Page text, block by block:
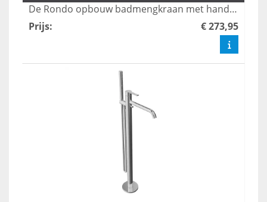
De Rondo opbouw badmengkraan met handdouche in gun metal biedt luxe en functionaliteit met drie standen voor optimale waterstralen. Deze stijlvolle kraan combineert modern design met gebruiksgemak, waardoor het een perfecte aanvulling is voor elke badkamer. Geniet van een verfijnde uitstraling en een aangename douche-ervaring met deze hoogwaardige badmengkraan.
Prijs: € 273,95